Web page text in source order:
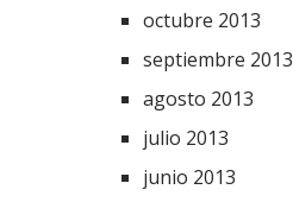
octubre 2013
septiembre 2013
agosto 2013
julio 2013
junio 2013